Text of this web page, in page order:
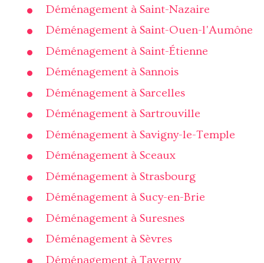
Déménagement à Saint-Nazaire
Déménagement à Saint-Ouen-l'Aumône
Déménagement à Saint-Étienne
Déménagement à Sannois
Déménagement à Sarcelles
Déménagement à Sartrouville
Déménagement à Savigny-le-Temple
Déménagement à Sceaux
Déménagement à Strasbourg
Déménagement à Sucy-en-Brie
Déménagement à Suresnes
Déménagement à Sèvres
Déménagement à Taverny